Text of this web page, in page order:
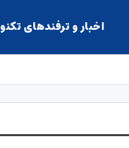
اخبار و ترفندهای